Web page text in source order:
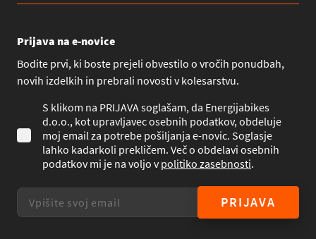
Prijava na e-novice
Bodite prvi, ki boste prejeli obvestilo o vročih ponudbah,
novih izdelkih in prebrali novosti v kolesarstvu.
S klikom na PRIJAVA soglašam, da Energijabikes
d.o.o., kot upravljavec osebnih podatkov, obdeluje
moj email za potrebe pošiljanja e-novic. Soglasje
lahko kadarkoli prekličem. Več o obdelavi osebnih
podatkov mi je na voljo vpolitiko zasebnosti.
PRIJAVA